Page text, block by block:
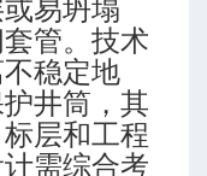
或易坍塌
管。技术
稳定地
井筒，其
层和工程
需综合考